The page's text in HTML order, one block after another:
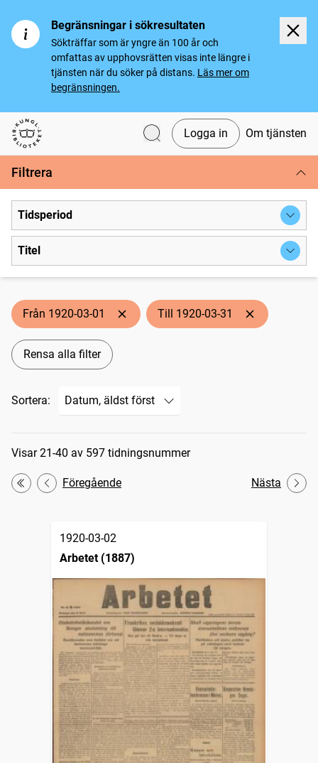
Begränsningar i sökresultaten
Sökträffar som är yngre än 100 år och
omfattas av upphovsrätten visas inte längre i
tjänsten när du söker på distans. Läs mer om
begränsningen.
Svenska tidningar
Logga in Om tjänsten
Filtrera
Tidsperiod
Titel
Från 1920-03-01 Till 1920-03-31
Rensa alla filter
Sortera:
Sökresultat
Visar 21-40 av 597 tidningsnummer
Första
Föregående Nästa
1920-03-02
Arbetet (1887)